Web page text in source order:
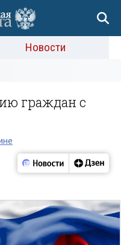
Новости
граждан с